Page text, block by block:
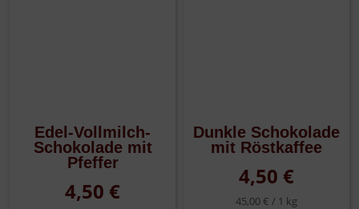
Edel-Vollmilch-
Schokolade mit
Pfeffer
4,50 €
Dunkle Schokolade
mit Röstkaffee
4,50 €
45,00 € / 1 kg